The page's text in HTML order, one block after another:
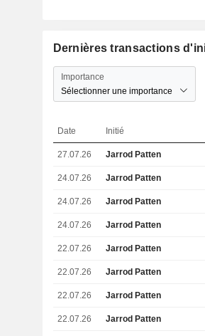
Dernières transactions
Importance
Sélectionner une importance
Date Initié
27.07.26 Jarrod Patten
24.07.26 Jarrod Patten
24.07.26 Jarrod Patten
24.07.26 Jarrod Patten
22.07.26 Jarrod Patten
22.07.26 Jarrod Patten
22.07.26 Jarrod Patten
22.07.26 Jarrod Patten